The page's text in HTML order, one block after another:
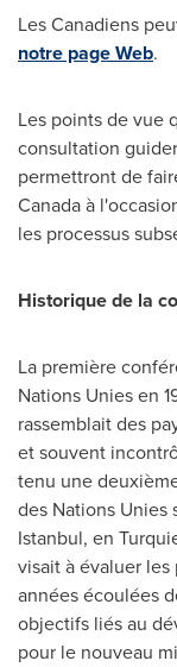
Les Canadiens
notre page Web.
Les points de vue
consultation
permettront de
Canada à
les processus
Historique de la
La première
Nations Unies en
rassemblait des
et souvent
tenu une
des Nations Unies
Istanbul, en
visait à évaluer
années écoulées
objectifs liés au
pour le nouveau